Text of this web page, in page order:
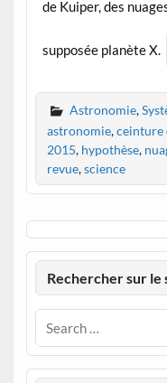
de Kuiper, des
supposée planète X.
Astronomie,
astronomie,ceinture
2015, hypothèse,
revue,science
Rechercher sur le